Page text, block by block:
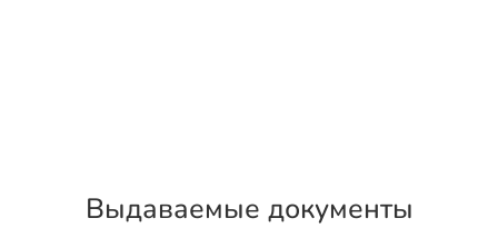
Выдаваемые документы